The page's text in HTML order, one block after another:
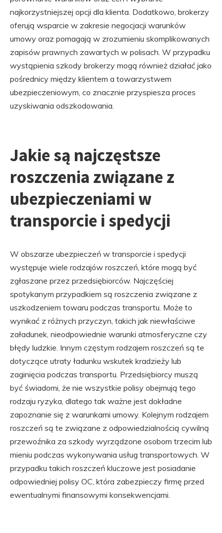
najkorzystniejszej opcji dla klienta. Dodatkowo, brokerzy
oferują wsparcie w zakresie negocjacji warunków
umowy oraz pomagają w zrozumieniu skomplikowanych
zapisów prawnych zawartych w polisach. W przypadku
wystąpienia szkody brokerzy mogą również działać jako
pośrednicy między klientem a towarzystwem
ubezpieczeniowym, co znacznie przyspiesza proces
uzyskiwania odszkodowania.
Jakie są najczęstsze
roszczenia związane z
ubezpieczeniami w
transporcie i spedycji
W obszarze ubezpieczeń w transporcie i spedycji
występuje wiele rodzajów roszczeń, które mogą być
zgłaszane przez przedsiębiorców. Najczęściej
spotykanym przypadkiem są roszczenia związane z
uszkodzeniem towaru podczas transportu. Może to
wynikać z różnych przyczyn, takich jak niewłaściwe
załadunek, nieodpowiednie warunki atmosferyczne czy
błędy ludzkie. Innym częstym rodzajem roszczeń są te
dotyczące utraty ładunku wskutek kradzieży lub
zaginięcia podczas transportu. Przedsiębiorcy muszą
być świadomi, że nie wszystkie polisy obejmują tego
rodzaju ryzyka, dlatego tak ważne jest dokładne
zapoznanie się z warunkami umowy. Kolejnym rodzajem
roszczeń są te związane z odpowiedzialnością cywilną
przewoźnika za szkody wyrządzone osobom trzecim lub
mieniu podczas wykonywania usług transportowych. W
przypadku takich roszczeń kluczowe jest posiadanie
odpowiedniej polisy OC, która zabezpieczy firmę przed
ewentualnymi finansowymi konsekwencjami.